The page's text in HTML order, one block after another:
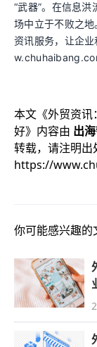
“武器”。在信息
场中立于不败之
资讯服务，让企
本文《外贸资讯
好》内容由 出
转载，请注明出
https://
你可能感兴趣的